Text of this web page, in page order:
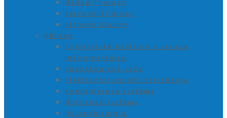
Medap Therapy
Servoventilátory
Stropné Statívy
BBraun
Chirurgické nástroje a správa
inštrumentária
Endoskopické veže
Elektrochirurgické zariadenia
Kontajnerové systémy
Motorové systémy
Neurochirurgia